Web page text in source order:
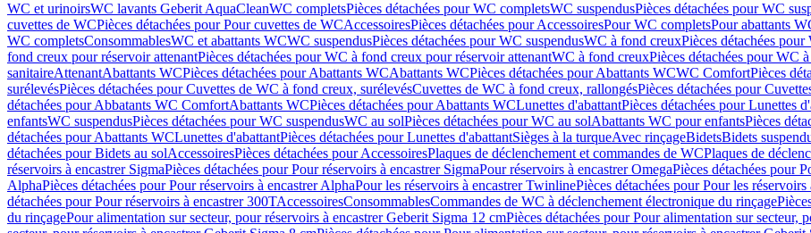
WC et urinoirsWC lavants Geberit AquaCleanWC completsPièces détachées pour WC completsWC suspendusPièces détachées pour WC
cuvettes de WCPièces détachées pour Pour cuvettes de WCAccessoiresPièces détachées pour AccessoiresPour WC completsPour abattants
WC completsConsommablesWC et abattants WCWC suspendusPièces détachées pour WC suspendusWC à fond creuxPièces détachées
fond creux pour réservoir attenantPièces détachées pour WC à fond creux pour réservoir attenantWC à fond creuxPièces détachées pour WC
sanitaireAttenantAbattants WCPièces détachées pour Abattants WCAbattants WCPièces détachées pour Abattants WCWC ComfortPièces
surélevésPièces détachées pour Cuvettes de WC à fond creux, surélevésCuvettes de WC à fond creux, rallongésPièces détachées pour
détachées pour Abbatants WC ComfortAbattants WCPièces détachées pour Abattants WCLunettes d'abattantPièces détachées pour Lunettes
enfantsWC suspendusPièces détachées pour WC suspendusWC au solPièces détachées pour WC au solAbattants WC pour enfantsPièces
détachées pour Abattants WCLunettes d'abattantPièces détachées pour Lunettes d'abattantSièges à la turqueAvec rinçageBidetsBidets
détachées pour Bidets au solAccessoiresPièces détachées pour AccessoiresPlaques de déclenchement et commandes de WCPlaques de
réservoirs à encastrer SigmaPièces détachées pour Pour réservoirs à encastrer SigmaPour réservoirs à encastrer OmegaPièces détachées pour
AlphaPièces détachées pour Pour réservoirs à encastrer AlphaPour les réservoirs à encastrer TwinlinePièces détachées pour Pour les
détachées pour Pour réservoirs à encastrer 300TAccessoiresConsommablesCommandes de WC à déclenchement électronique du rinçage
du rinçagePour alimentation sur secteur, pour réservoirs à encastrer Geberit Sigma 12 cmPièces détachées pour Pour alimentation sur secteur,